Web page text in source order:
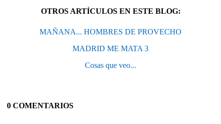
OTROS ARTÍCULOS EN ESTE BLOG:
MAÑANA... HOMBRES DE PROVECHO
MADRID ME MATA 3
Cosas que veo...
0 COMENTARIOS